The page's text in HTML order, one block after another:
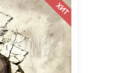
ХИТ